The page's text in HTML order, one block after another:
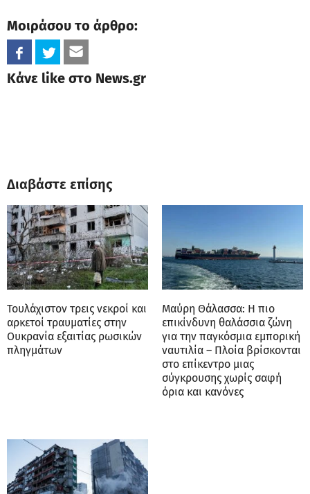
Μοιράσου το άρθρο:
Κάνε like στο News.gr
Διαβάστε επίσης
Τουλάχιστον τρεις νεκροί και
αρκετοί τραυματίες στην
Ουκρανία εξαιτίας ρωσικών
πληγμάτων
Μαύρη Θάλασσα: Η πιο
επικίνδυνη θαλάσσια ζώνη
για την παγκόσμια εμπορική
ναυτιλία – Πλοία βρίσκονται
στο επίκεντρο μιας
σύγκρουσης χωρίς σαφή
όρια και κανόνες